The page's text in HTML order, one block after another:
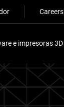
Careers
e impresoras 3D